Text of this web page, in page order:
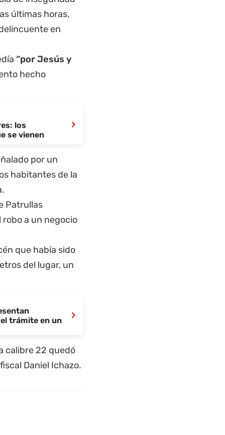
últimas horas,
en
“por Jesús y
hecho
los
se vienen
›
por un
habitantes de la
Patrullas
a un negocio
que había sido
del lugar, un
trámite en un
›
calibre 22 quedó
Daniel Ichazo.